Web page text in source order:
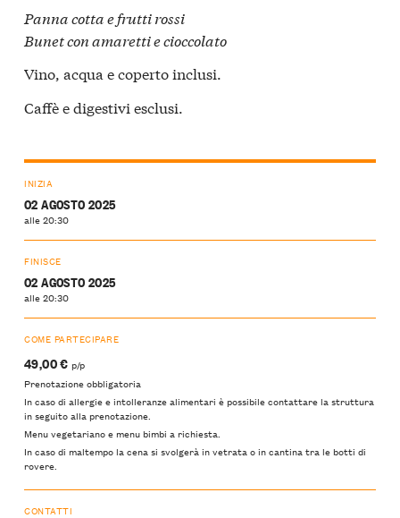
Panna cotta e frutti rossi
Bunet con amaretti e cioccolato
Vino, acqua e coperto inclusi.
Caffè e digestivi esclusi.
INIZIA
02 AGOSTO 2025
alle 20:30
FINISCE
02 AGOSTO 2025
alle 20:30
COME PARTECIPARE
49,00 € p/p
Prenotazione obbligatoria
In caso di allergie e intolleranze alimentari è possibile contattare la struttura
in seguito alla prenotazione.
Menu vegetariano e menu bimbi a richiesta.
In caso di maltempo la cena si svolgerà in vetrata o in cantina tra le botti di
rovere.
CONTATTI